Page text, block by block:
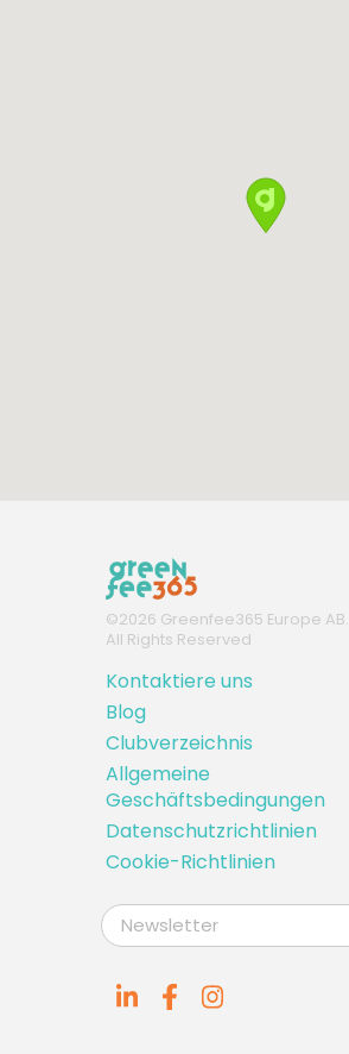
©2026 Greenfee365 Europe AB.
All Rights Reserved
Kontaktiere uns
Blog
Clubverzeichnis
Allgemeine
Geschäftsbedingungen
Datenschutzrichtlinien
Cookie-Richtlinien